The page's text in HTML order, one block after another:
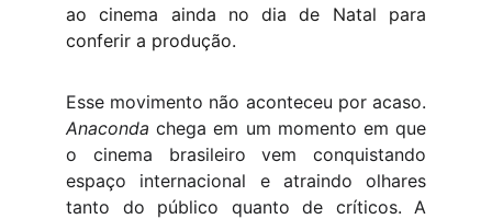
ao cinema ainda no dia de Natal para
conferir a produção.
Esse movimento não aconteceu por acaso.
Anaconda chega em um momento em que
o cinema brasileiro vem conquistando
espaço internacional e atraindo olhares
tanto do público quanto de críticos. A